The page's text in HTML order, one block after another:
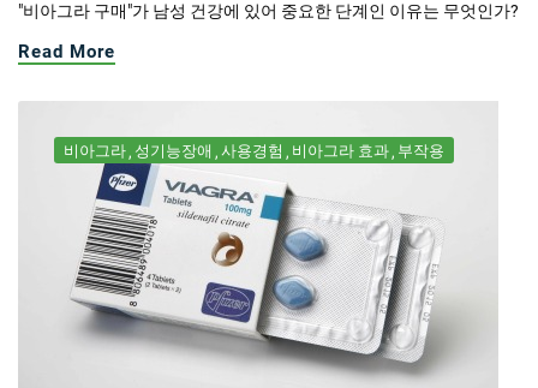
"비아그라 구매"가 남성 건강에 있어 중요한 단계인 이유는 무엇인가?
Read More
비아그라 성기능장애 사용경험 비아그라 효과 부작용